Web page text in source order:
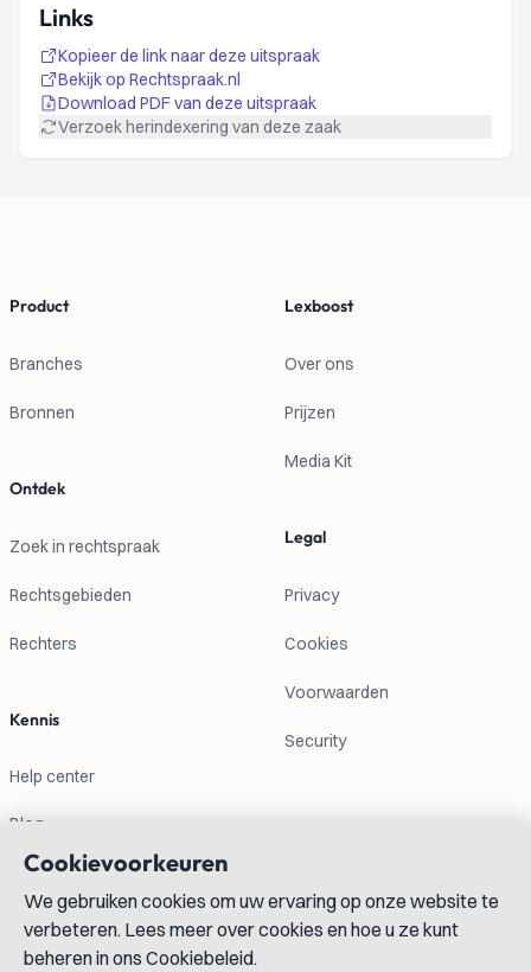
Links
Kopieer de link naar deze uitspraak
Bekijk op Rechtspraak.nl
Download PDF van deze uitspraak
Verzoek herindexering van deze zaak
Product
Branches
Bronnen
Ontdek
Zoek in rechtspraak
Rechtsgebieden
Rechters
Kennis
Help center
Blog
Lexboost
Over ons
Prijzen
Media Kit
Legal
Privacy
Cookies
Voorwaarden
Security
Contactgegevens
info@lexboost.com
Cookievoorkeuren
We gebruiken cookies om uw ervaring op onze website te
verbeteren. Lees meer over cookies en hoe u ze kunt
beheren in ons Cookiebeleid.